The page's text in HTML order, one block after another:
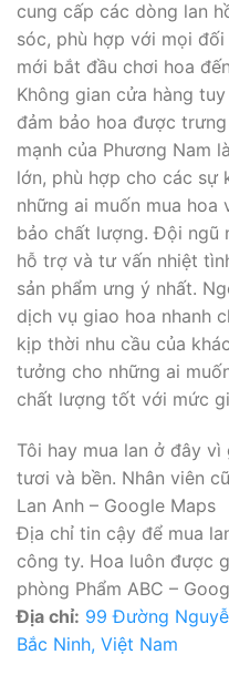
cung cấp các dòng lan
sóc, phù hợp với mọi
mới bắt đầu chơi hoa
Không gian cửa hàng
đảm bảo hoa được
mạnh của Phương Nam
lớn, phù hợp cho các sự
những ai muốn mua
bảo chất lượng. Đội ngũ
hỗ trợ và tư vấn nhiệt
sản phẩm ưng ý nhất.
dịch vụ giao hoa nhanh
kịp thời nhu cầu của
tưởng cho những ai
chất lượng tốt với mức
Tôi hay mua lan ở đây
tươi và bền. Nhân viên
Lan Anh – Google Maps
Địa chỉ tin cậy để mua
công ty. Hoa luôn được
phòng Phẩm ABC –
Địa chỉ: 99 Đường
Bắc Ninh, Việt Nam